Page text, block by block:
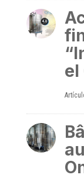
el